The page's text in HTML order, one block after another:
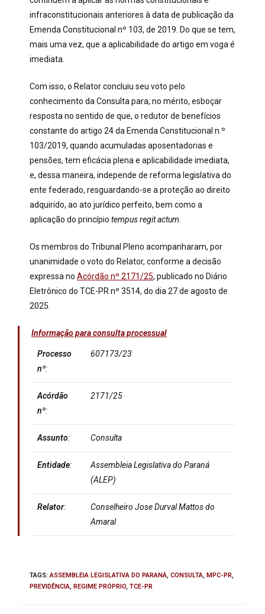
infraconstitucionais anteriores à data de publicação da
Emenda Constitucional nº 103, de 2019. Do que se tem,
mais uma vez, que a aplicabilidade do artigo em voga é
imediata.
Com isso, o Relator concluiu seu voto pelo
conhecimento da Consulta para, no mérito, esboçar
resposta no sentido de que, o redutor de benefícios
constante do artigo 24 da Emenda Constitucional n.º
103/2019, quando acumuladas aposentadorias e
pensões, tem eficácia plena e aplicabilidade imediata,
e, dessa maneira, independe de reforma legislativa do
ente federado, resguardando-se a proteção ao direito
adquirido, ao ato jurídico perfeito, bem como a
aplicação do princípio tempus regit actum
Os membros do Tribunal Pleno acompanharam, por
unanimidade o voto do Relator, conforme a decisão
expressa no Acórdão nº 2171/25, publicado no Diário
Eletrônico do TCE-PR nº 3514, do dia 27 de agosto de
2025.
Informação para consulta processual
Processo
nº:
607173/23
Acórdão
nº:
2171/25
Assunto: Consulta
Entidade:
Assembleia Legislativa do Paraná
(ALEP)
Relator:
Conselheiro Jose Durval Mattos do
Amaral
TAGS:ASSEMBLEIA LEGISLATIVA DO PARANÁ, CONSULTA, MPC-PR,
PREVIDÊNCIA, REGIME PRÓPRIO, TCE-PR